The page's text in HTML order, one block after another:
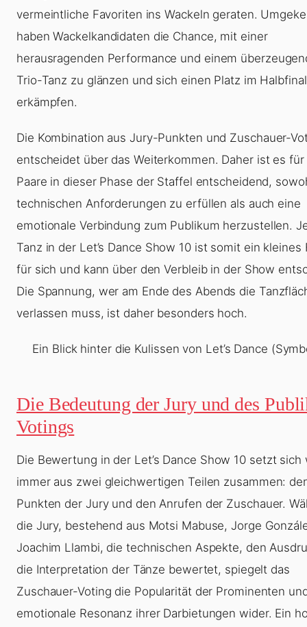
vermeintliche Favoriten ins Wackeln geraten.
haben Wackelkandidaten die Chance, mit einer
herausragenden Performance und einem
Trio-Tanz zu glänzen und sich einen Platz im
erkämpfen.
Die Kombination aus Jury-Punkten und Zuschauer-
entscheidet über das Weiterkommen. Daher ist es für
Paare in dieser Phase der Staffel entscheidend,
technischen Anforderungen zu erfüllen als auch eine
emotionale Verbindung zum Publikum herzustellen.
Tanz in der Let’s Dance Show 10ist somit ein kleines
für sich und kann über den Verbleib in der Show
Die Spannung, wer am Ende des Abends die
verlassen muss, ist daher besonders hoch.
Ein Blick hinter die Kulissen von Let’s Dance
Die Bedeutung der Jury und des
Votings
Die Bewertung in der Let’s Dance Show 10 setzt sich
immer aus zwei gleichwertigen Teilen zusammen:
Punkten der Jury und den Anrufen der Zuschauer.
die Jury, bestehend aus Motsi Mabuse, Jorge
Joachim Llambi, die technischen Aspekte, den
die Interpretation der Tänze bewertet, spiegelt das
Zuschauer-Voting die Popularität der Prominenten
emotionale Resonanz ihrer Darbietungen wider. Ein